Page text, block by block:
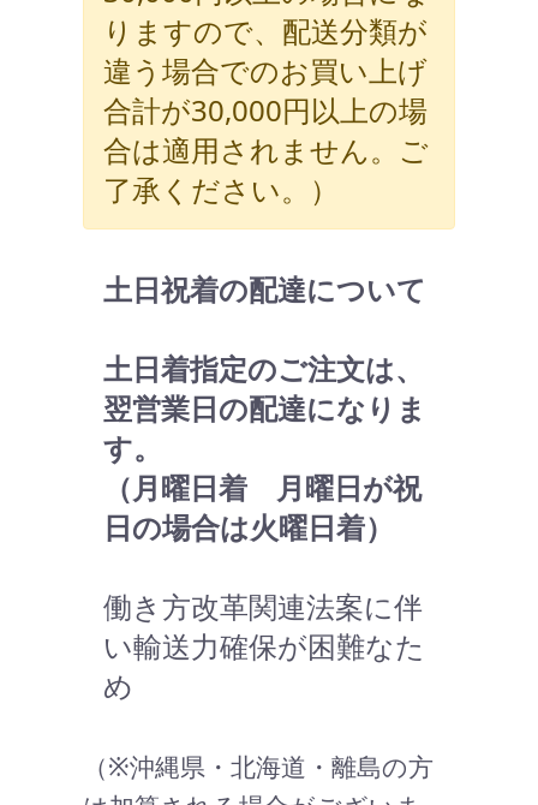
りますので、配送分類が
違う場合でのお買い上げ
合計が30,000円以上の場
合は適用されません。ご
了承ください。）
土日祝着の配達について
土日着指定のご注文は、
翌営業日の配達になりま
す。
（月曜日着 月曜日が祝
日の場合は火曜日着）
働き方改革関連法案に伴
い輸送力確保が困難なた
め
（※沖縄県・北海道・離島の方